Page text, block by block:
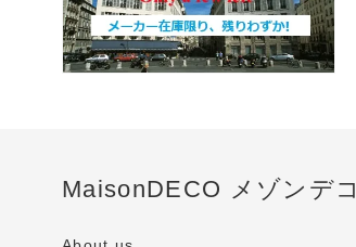
MaisonDECO メゾンデコ